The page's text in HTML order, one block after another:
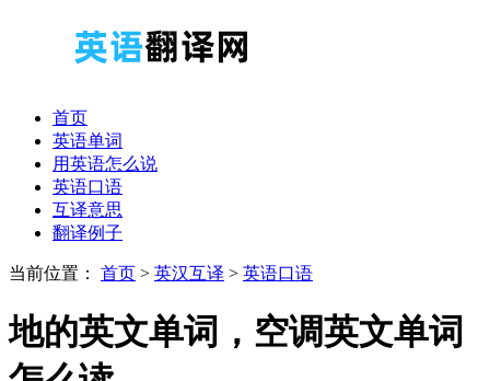
首页
英语单词
用英语怎么说
英语口语
互译意思
翻译例子
当前位置： 首页 > 英汉互译 > 英语口语
地的英文单词，空调英文单词